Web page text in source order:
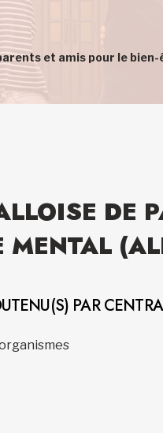
et amis pour le bien-
DE
MENTAL
PAR